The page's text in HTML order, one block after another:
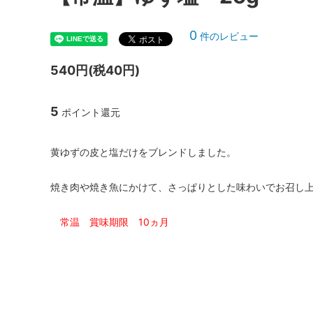
0 件のレビュー
540円(税40円)
5 ポイント還元
黄ゆずの皮と塩だけをブレンドしました。
焼き肉や焼き魚にかけて、さっぱりとした味わいでお召し
常温 賞味期限 10ヵ月